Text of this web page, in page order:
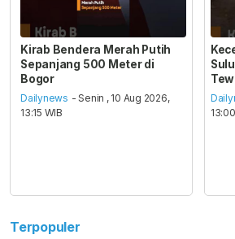
Kirab Bendera Merah Putih
Sepanjang 500 Meter di
Bogor
Dailynews - Senin , 10 Aug 2026,
13:15 WIB
Terpopuler